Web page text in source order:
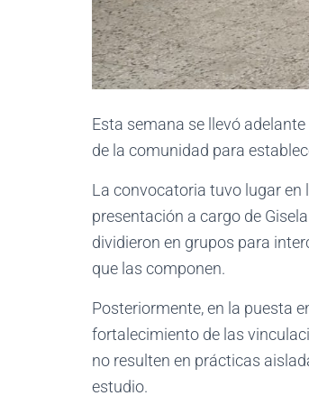
Esta semana se llevó
de la comunidad para
La convocatoria tuvo lugar en
presentación a cargo de
dividieron en grupos para
que las componen.
Posteriormente, en la puesta
fortalecimiento de las
no resulten en prácticas
estudio.